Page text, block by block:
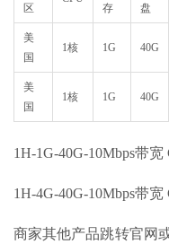
区
存
盘
美
国
1核 1G 40G
美
国
1核 1G 40G
​1H-1G-40G-10Mbps带
1H-4G-40G-10Mbps带
商家其他产品跳转官网